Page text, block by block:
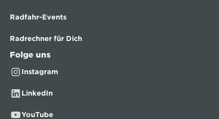
Radfahr-Events
Radrechner für Dich
Folge uns
Instagram
LinkedIn
YouTube